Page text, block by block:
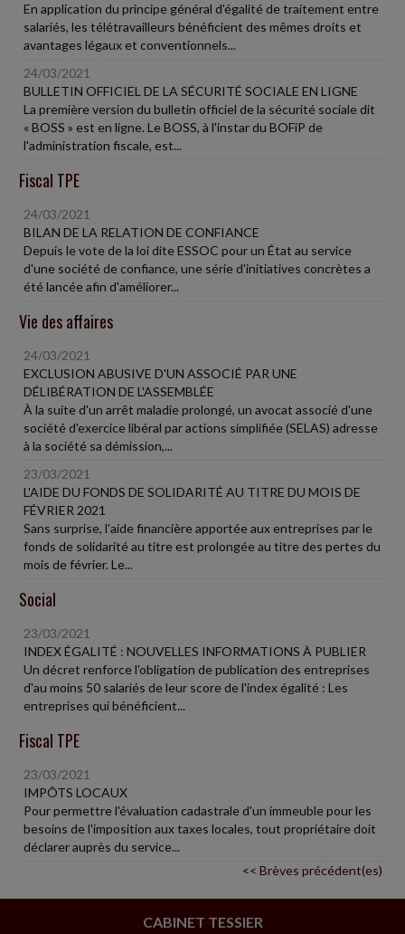
En application du principe général d'égalité de traitement entre
salariés, les télétravailleurs bénéficient des mêmes droits et
avantages légaux et conventionnels...
24/03/2021
BULLETIN OFFICIEL DE LA SÉCURITÉ SOCIALE EN LIGNE
La première version du bulletin officiel de la sécurité sociale dit
« BOSS » est en ligne. Le BOSS, à l'instar du BOFiP de
l'administration fiscale, est...
Fiscal TPE
24/03/2021
BILAN DE LA RELATION DE CONFIANCE
Depuis le vote de la loi dite ESSOC pour un État au service
d'une société de confiance, une série d'initiatives concrètes a
été lancée afin d'améliorer...
Vie des affaires
24/03/2021
EXCLUSION ABUSIVE D'UN ASSOCIÉ PAR UNE
DÉLIBÉRATION DE L'ASSEMBLÉE
À la suite d'un arrêt maladie prolongé, un avocat associé d'une
société d'exercice libéral par actions simplifiée (SELAS) adresse
à la société sa démission,...
23/03/2021
L'AIDE DU FONDS DE SOLIDARITÉ AU TITRE DU MOIS DE
FÉVRIER 2021
Sans surprise, l'aide financière apportée aux entreprises par le
fonds de solidarité au titre est prolongée au titre des pertes du
mois de février. Le...
Social
23/03/2021
INDEX ÉGALITÉ : NOUVELLES INFORMATIONS À PUBLIER
Un décret renforce l'obligation de publication des entreprises
d'au moins 50 salariés de leur score de l'index égalité : Les
entreprises qui bénéficient...
Fiscal TPE
23/03/2021
IMPÔTS LOCAUX
Pour permettre l'évaluation cadastrale d'un immeuble pour les
besoins de l'imposition aux taxes locales, tout propriétaire doit
déclarer auprès du service...
<< Brèves précédent(es)
CABINET TESSIER